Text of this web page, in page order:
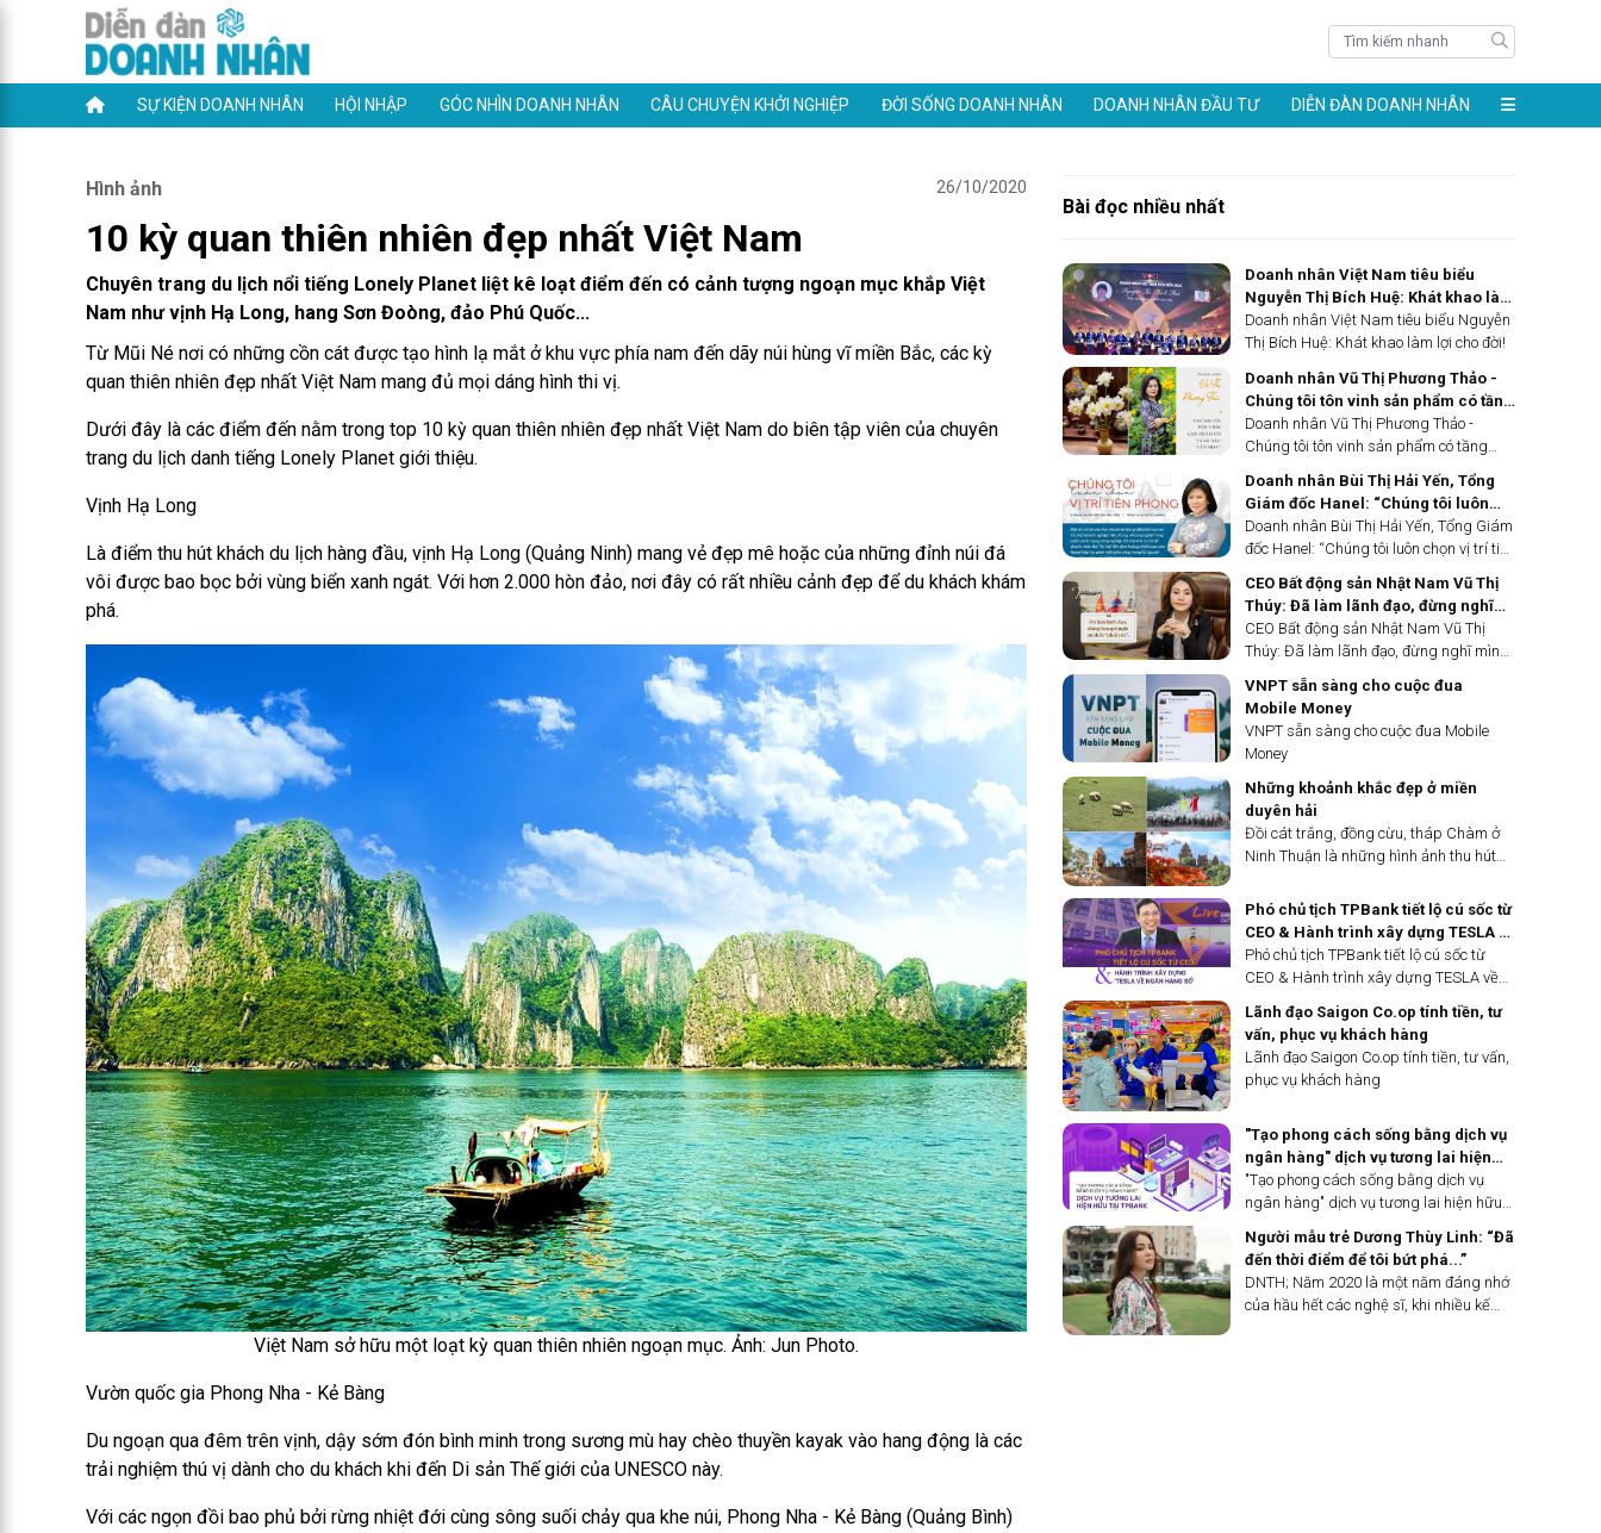
SỰ KIỆN DOANH NHÂN HỘI NHẬP GÓC NHÌN DOANH NHÂN CÂU CHUYỆN KHỞI NGHIỆP ĐỜI SỐNG DOANH NHÂN DOANH NHÂN ĐẦU TƯ DIỄN ĐÀN DOANH NHÂN
Hình ảnh 26/10/2020
10 kỳ quan thiên nhiên đẹp nhất Việt Nam
Chuyên trang du lịch nổi tiếng Lonely Planet liệt kê loạt điểm đến có cảnh tượng ngoạn mục khắp Việt
Nam như vịnh Hạ Long, hang Sơn Đoòng, đảo Phú Quốc...
Từ Mũi Né nơi có những cồn cát được tạo hình lạ mắt ở khu vực phía nam đến dãy núi hùng vĩ miền Bắc, các kỳ
quan thiên nhiên đẹp nhất Việt Nam mang đủ mọi dáng hình thi vị.
Dưới đây là các điểm đến nằm trong top 10 kỳ quan thiên nhiên đẹp nhất Việt Nam do biên tập viên của chuyên
trang du lịch danh tiếng Lonely Planet giới thiệu.
Vịnh Hạ Long
Là điểm thu hút khách du lịch hàng đầu, vịnh Hạ Long (Quảng Ninh) mang vẻ đẹp mê hoặc của những đỉnh núi đá
vôi được bao bọc bởi vùng biển xanh ngát. Với hơn 2.000 hòn đảo, nơi đây có rất nhiều cảnh đẹp để du khách khám
phá.
Việt Nam sở hữu một loạt kỳ quan thiên nhiên ngoạn mục. Ảnh: Jun Photo.
Vườn quốc gia Phong Nha - Kẻ Bàng
Du ngoạn qua đêm trên vịnh, dậy sớm đón bình minh trong sương mù hay chèo thuyền kayak vào hang động là các
trải nghiệm thú vị dành cho du khách khi đến Di sản Thế giới của UNESCO này.
Với các ngọn đồi bao phủ bởi rừng nhiệt đới cùng sông suối chảy qua khe núi, Phong Nha - Kẻ Bàng (Quảng Bình)
Bài đọc nhiều nhất
Doanh nhân Việt Nam tiêu biểu
Nguyễn Thị Bích Huệ: Khát khao làm
lợi cho đời!
Doanh nhân Việt Nam tiêu biểu Nguyễn
Thị Bích Huệ: Khát khao làm lợi cho đời!
Doanh nhân Vũ Thị Phương Thảo -
Chúng tôi tôn vinh sản phẩm có tầng
sâu văn hóa
Doanh nhân Vũ Thị Phương Thảo -
Chúng tôi tôn vinh sản phẩm có tầng
Doanh nhân Bùi Thị Hải Yến, Tổng
Giám đốc Hanel: “Chúng tôi luôn
chọn vị trí tiên phong”
Doanh nhân Bùi Thị Hải Yến, Tổng Giám
đốc Hanel: “Chúng tôi luôn chọn vị trí tiên
CEO Bất động sản Nhật Nam Vũ Thị
Thúy: Đã làm lãnh đạo, đừng nghĩ
mình là "phái yếu"
CEO Bất động sản Nhật Nam Vũ Thị
Thúy: Đã làm lãnh đạo, đừng nghĩ mình
VNPT sẵn sàng cho cuộc đua
Mobile Money
VNPT sẵn sàng cho cuộc đua Mobile
Money
Những khoảnh khắc đẹp ở miền
duyên hải
Đồi cát trắng, đồng cừu, tháp Chàm ở
Ninh Thuận là những hình ảnh thu hút
Phó chủ tịch TPBank tiết lộ cú sốc từ
CEO & Hành trình xây dựng TESLA về
ngân hàng số
Phó chủ tịch TPBank tiết lộ cú sốc từ
CEO & Hành trình xây dựng TESLA về
Lãnh đạo Saigon Co.op tính tiền, tư
vấn, phục vụ khách hàng
Lãnh đạo Saigon Co.op tính tiền, tư vấn,
phục vụ khách hàng
"Tạo phong cách sống bằng dịch vụ
ngân hàng" dịch vụ tương lai hiện
hữu của TP Bank
"Tạo phong cách sống bằng dịch vụ
ngân hàng" dịch vụ tương lai hiện hữu
của TP Bank
Người mẫu trẻ Dương Thùy Linh: “Đã
đến thời điểm để tôi bứt phá...”
DNTH; Năm 2020 là một năm đáng nhớ
của hầu hết các nghệ sĩ, khi nhiều kế